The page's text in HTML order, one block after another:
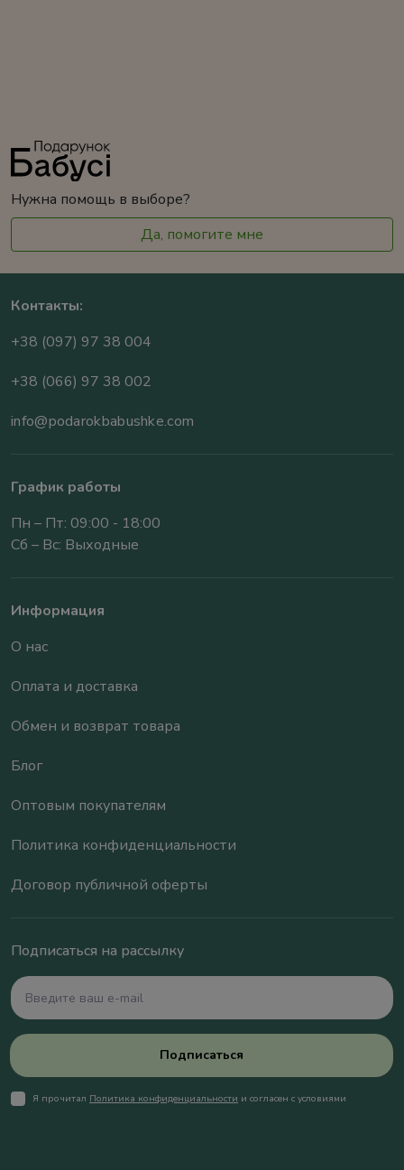
Нужна помощь в выборе?
Да, помогите мне
Контакты:
+38 (097) 97 38 004
+38 (066) 97 38 002
info@podarokbabushke.com
График работы
Пн – Пт: 09:00 - 18:00
Сб – Вс: Выходные
Информация
О нас
Оплата и доставка
Обмен и возврат товара
Блог
Оптовым покупателям
Политика конфиденциальности
Договор публичной оферты
Подписаться на рассылку
Подписаться
Я прочитал Политика конфиденциальности и согласен с условиями